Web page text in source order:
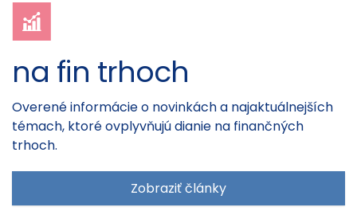
na fin trhoch
Overené informácie o novinkách a najaktuálnejších
témach, ktoré ovplyvňujú dianie na finančných
trhoch.
Zobraziť články